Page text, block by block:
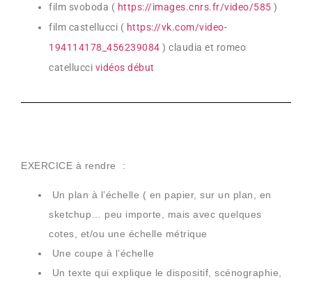
film svoboda ( https://images.cnrs.fr/video/585 )
film castellucci ( https://vk.com/video-
194114178_456239084 ) claudia et romeo
catellucci vidéos début
EXERCICE à rendre :
Un plan à l’échelle ( en papier, sur un plan, en
sketchup… peu importe, mais avec quelques
cotes, et/ou une échelle métrique
Une coupe à l’échelle
Un texte qui explique le dispositif , scénographie,